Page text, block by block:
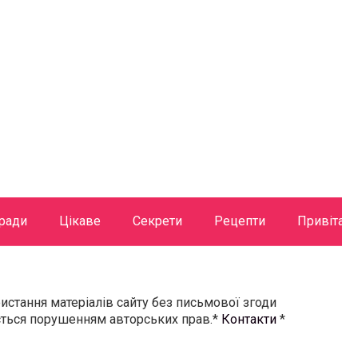
Цікаве Секрети Рецепти
матеріалів сайту без письмової згоди
порушенням авторських прав.* Контакти *